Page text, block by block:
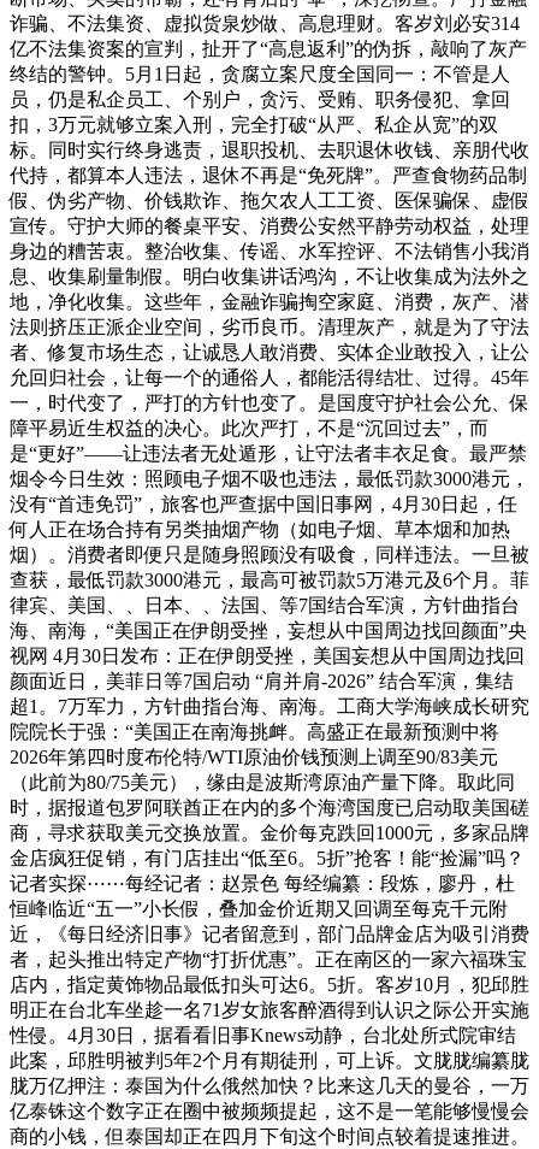
诈骗、不法集资、虚拟货泉炒做、高息理财。客岁刘必安314
亿不法集资案的宣判，扯开了“高息返利”的伪拆，敲响了灰产
终结的警钟。5月1日起，贪腐立案尺度全国同一：不管是人
员，仍是私企员工、个别户，贪污、受贿、职务侵犯、拿回
扣，3万元就够立案入刑，完全打破“从严、私企从宽”的双
标。同时实行终身逃责，退职投机、去职退休收钱、亲朋代收
代持，都算本人违法，退休不再是“免死牌”。严查食物药品制
假、伪劣产物、价钱欺诈、拖欠农人工工资、医保骗保、虚假
宣传。守护大师的餐桌平安、消费公安然平静劳动权益，处理
身边的糟苦衷。整治收集、传谣、水军控评、不法销售小我消
息、收集刷量制假。明白收集讲话鸿沟，不让收集成为法外之
地，净化收集。这些年，金融诈骗掏空家庭、消费，灰产、潜
法则挤压正派企业空间，劣币良币。清理灰产，就是为了守法
者、修复市场生态，让诚恳人敢消费、实体企业敢投入，让公
允回归社会，让每一个的通俗人，都能活得结壮、过得。45年
一，时代变了，严打的方针也变了。是国度守护社会公允、保
障平易近生权益的决心。此次严打，不是“沉回过去”，而
是“更好”——让违法者无处遁形，让守法者丰衣足食。最严禁
烟令今日生效：照顾电子烟不吸也违法，最低罚款3000港元，
没有“首违免罚”，旅客也严查据中国旧事网，4月30日起，任
何人正在场合持有另类抽烟产物（如电子烟、草本烟和加热
烟）。消费者即便只是随身照顾没有吸食，同样违法。一旦被
查获，最低罚款3000港元，最高可被罚款5万港元及6个月。菲
律宾、美国、、日本、、法国、等7国结合军演，方针曲指台
海、南海，“美国正在伊朗受挫，妄想从中国周边找回颜面”央
视网 4月30日发布：正在伊朗受挫，美国妄想从中国周边找回
颜面近日，美菲日等7国启动 “肩并肩-2026” 结合军演，集结
超1。7万军力，方针曲指台海、南海。工商大学海峡成长研究
院院长于强：“美国正在南海挑衅。高盛正在最新预测中将
2026年第四时度布伦特/WTI原油价钱预测上调至90/83美元
（此前为80/75美元），缘由是波斯湾原油产量下降。取此同
时，据报道包罗阿联酋正在内的多个海湾国度已启动取美国磋
商，寻求获取美元交换放置。金价每克跌回1000元，多家品牌
金店疯狂促销，有门店挂出“低至6。5折”抢客！能“捡漏”吗？
记者实探⋯⋯每经记者：赵景色 每经编纂：段炼，廖丹，杜
恒峰临近“五一”小长假，叠加金价近期又回调至每克千元附
近，《每日经济旧事》记者留意到，部门品牌金店为吸引消费
者，起头推出特定产物“打折优惠”。正在南区的一家六福珠宝
店内，指定黄饰物品最低扣头可达6。5折。客岁10月，犯邱胜
明正在台北车坐趁一名71岁女旅客醉酒得到认识之际公开实施
性侵。4月30日，据看看旧事Knews动静，台北处所式院审结
此案，邱胜明被判5年2个月有期徒刑，可上诉。文胧胧编纂胧
胧万亿押注：泰国为什么俄然加快？比来这几天的曼谷，一万
亿泰铢这个数字正在圈中被频频提起，这不是一笔能够慢慢会
商的小钱，但泰国却正在四月下旬这个时间点较着提速推进。